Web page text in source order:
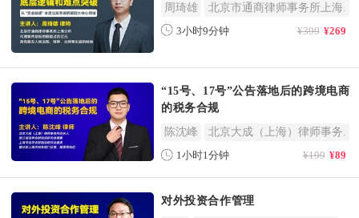
周琦雄 北京市通商律师事务所上海.
3小时9分钟 ¥399 ¥269
“15号、17号”公告落地后的跨境电商
的税务合规
陈沈峰 北京大成（上海）律师事务.
1小时1分钟 ¥199 ¥89
对外投资合作管理